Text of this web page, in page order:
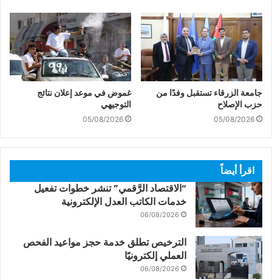
جامعة الزرقاء تستقبل وفدًا من
حزب الإصلاح
05/08/2026
غموض في موعد إعلان نتائج
التوجيهي
05/08/2026
اقرأ أيضاً
“الاقتصاد الرَّقمي” تنشر خطوات تفعيل
خدمات الكاتب العدل الإلكترونية
06/08/2026
الترخيص تطلق خدمة حجز مواعيد الفحص
العملي إلكترونيًا
06/08/2026